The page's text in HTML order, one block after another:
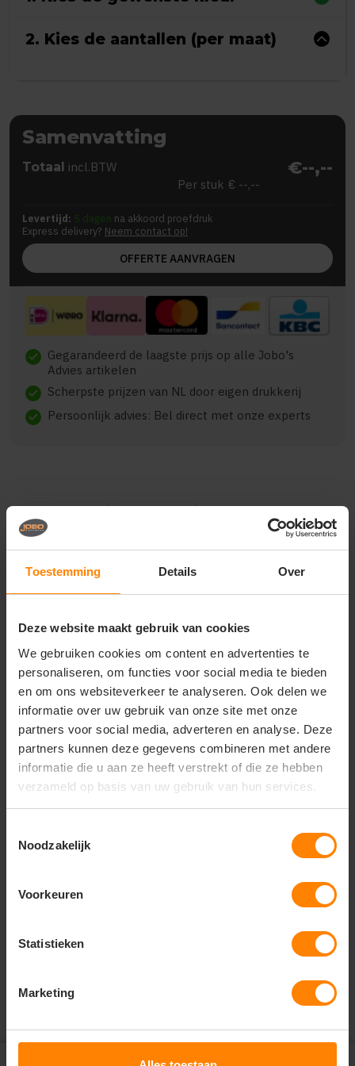
Toestemming Details Over
Deze website maakt gebruik van cookies
We gebruiken cookies om content en advertenties te
personaliseren, om functies voor social media te bieden
en om ons websiteverkeer te analyseren. Ook delen we
informatie over uw gebruik van onze site met onze
partners voor social media, adverteren en analyse. Deze
partners kunnen deze gegevens combineren met andere
informatie die u aan ze heeft verstrekt of die ze hebben
verzameld op basis van uw gebruik van hun services.
Noodzakelijk
Voorkeuren
Statistieken
Marketing
2. Kies de aantallen (per maat)
Samenvatting
Totaal incl.BTW €--,--
Per stuk € --,--
Levertijd: 5 dagen na akkoord proefdruk
Express delivery? Neem contact op!
OFFERTE AANVRAGEN
check Gegarandeerd de laagste prijs op alle Jobo's
Advies artikelen
check Scherpste prijzen van NL door eigen drukkerij
check Persoonlijk advies: Bel direct met onze experts
Beschrijving
J. Harvest & Frost red bow
121 hemd regular fit heren
2912101
dit wordt de 'nieuwe' versie 2 van onze populaire
oxford purple bow 40, met meer accenten en
basisdetails. we streven ernaar om dit een 'basic'
non-iron oxford te maken met een groot
kleurengamma. we gebruiken een nieuwe stretch
stof genaamd fft stretch, die gemaakt kan worden
met non-iron hemden. geeft tot 20% stretch.
op met onze
call +31(0)418 511 972
mail
Provincialeweg 59 - Velddriel